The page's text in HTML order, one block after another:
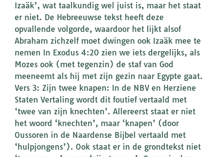
Izaäk’, wat taalkundig wel juist is, maar het staat
er niet. De Hebreeuwse tekst heeft deze
opvallende volgorde, waardoor het lijkt alsof
Abraham zichzelf moet dwingen ook Izaäk mee te
nemen In Exodus 4:20 zien we iets dergelijks, als
Mozes ook (met tegenzin) de staf van God
meeneemt als hij met zijn gezin naar Egypte gaat.
Vers 3: Zijn twee knapen: In de NBV en Herziene
Staten Vertaling wordt dit foutief vertaald met
‘twee van zijn knechten’. Allereerst staat er niet
het woord ‘knechten’, maar ‘knapen’ (door
Oussoren in de Naardense Bijbel vertaald met
‘hulpjongens’). Ook staat er in de grondtekst niet